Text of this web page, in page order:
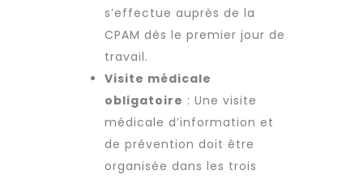
s’effectue auprès de la
CPAM dès le premier jour de
travail.
Visite médicale
obligatoire : Une visite
médicale d’information et
de prévention doit être
organisée dans les trois